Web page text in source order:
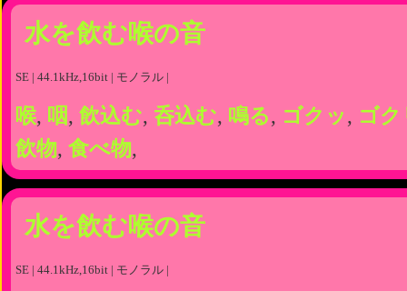
水を飲む喉の音
SE | 44.1kHz,16bit | モノラル |
喉, 咽, 飲込む, 呑込む, 鳴る, ゴクッ , ゴ
飲物, 食べ物,
水を飲む喉の音
SE | 44.1kHz,16bit | モノラル |